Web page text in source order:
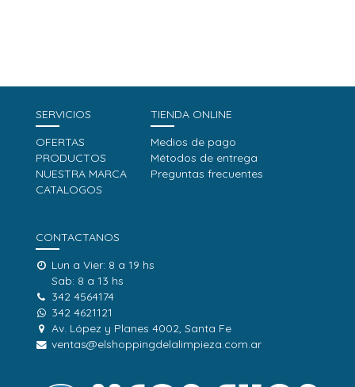
SERVICIOS
OFERTAS
PRODUCTOS
NUESTRA MARCA
CATALOGOS
TIENDA ONLINE
Medios de pago
Métodos de entrega
Preguntas frecuentes
CONTACTANOS
Lun a Vier: 8 a 19 hs
Sab: 8 a 13 hs
342 4564174
342 4621121
Av. López y Planes 4002, Santa Fe
ventas@elshoppingdelalimpieza.com.ar